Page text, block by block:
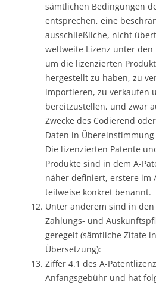
sämtlichen Bedingungen
entsprechen, eine
ausschließliche, nicht
weltweite Lizenz unter
um die lizenzierten
hergestellt zu haben, zu
importieren, zu verkaufen
bereitzustellen, und zwar
Zwecke des Codierend
Daten in
Die lizenzierten Patente
Produkte sind in dem A-
näher definiert, erstere im
teilweise konkret benannt.
Unter anderem sind in
Zahlungs- und
geregelt (sämtliche Zitate
Übersetzung):
Ziffer 4.1 des A-
Anfangsgebühr und hat